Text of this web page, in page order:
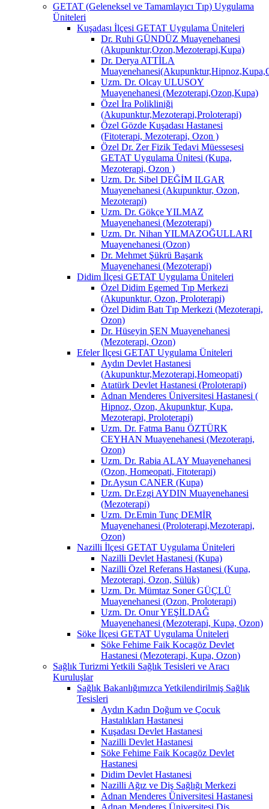
GETAT (Geleneksel ve Tamamlayıcı Tıp) Uygulama
Üniteleri
Kuşadası İlçesi GETAT Uygulama Üniteleri
Dr. Ruhi GÜNDÜZ Muayenehanesi
(Akupunktur,Ozon,Mezoterapi,Kupa)
Dr. Derya ATTİLA
Uzm. Dr. Olcay ULUSOY
Muayenehanesi (Mezoterapi,Ozon,Kupa)
Özel İra Polikliniği
(Akupunktur,Mezoterapi,Proloterapi)
Özel Gözde Kuşadası Hastanesi
(Fitoterapi, Mezoterapi, Ozon )
Özel Dr. Zer Fizik Tedavi Müessesesi
GETAT Uygulama Ünitesi (Kupa,
Mezoterapi, Ozon )
Uzm. Dr. Sibel DEĞİM ILGAR
Muayenehanesi (Akupunktur, Ozon,
Mezoterapi)
Uzm. Dr. Gökçe YILMAZ
Muayenehanesi (Mezoterapi)
Uzm. Dr. Nihan YILMAZOĞULLARI
Muayenehanesi (Ozon)
Dr. Mehmet Şükrü Başarık
Muayenehanesi (Mezoterapi)
Didim İlçesi GETAT Uygulama Üniteleri
Özel Didim Egemed Tıp Merkezi
(Akupunktur, Ozon, Proloterapi)
Özel Didim Batı Tıp Merkezi (Mezoterapi,
Ozon)
Dr. Hüseyin ŞEN Muayenehanesi
(Mezoterapi, Ozon)
Efeler İlçesi GETAT Uygulama Üniteleri
Aydın Devlet Hastanesi
(Akupunktur,Mezoterapi,Homeopati)
Atatürk Devlet Hastanesi (Proloterapi)
Adnan Menderes Üniversitesi Hastanesi (
Hipnoz, Ozon, Akupunktur, Kupa,
Mezoterapi, Proloterapi)
Uzm. Dr. Fatma Banu ÖZTÜRK
CEYHAN Muayenehanesi (Mezoterapi,
Ozon)
Uzm. Dr. Rabia ALAY Muayenehanesi
(Ozon, Homeopati, Fitoterapi)
Dr.Aysun CANER (Kupa)
Uzm. Dr.Ezgi AYDIN Muayenehanesi
(Mezoterapi)
Uzm. Dr.Emin Tunç DEMİR
Muayenehanesi (Proloterapi,Mezoterapi,
Ozon)
Nazilli İlçesi GETAT Uygulama Üniteleri
Nazilli Devlet Hastanesi (Kupa)
Nazilli Özel Referans Hastanesi (Kupa,
Mezoterapi, Ozon, Sülük)
Uzm. Dr. Mümtaz Soner GÜÇLÜ
Muayenehanesi (Ozon, Proloterapi)
Uzm. Dr. Onur YEŞİLDAĞ
Muayenehanesi (Mezoterapi, Kupa, Ozon)
Söke İlçesi GETAT Uygulama Üniteleri
Söke Fehime Faik Kocagöz Devlet
Hastanesi (Mezoterapi, Kupa, Ozon)
Sağlık Turizmi Yetkili Sağlık Tesisleri ve Aracı
Kuruluşlar
Sağlık Bakanlığımızca Yetkilendirilmiş Sağlık
Tesisleri
Aydın Kadın Doğum ve Çocuk
Hastalıkları Hastanesi
Kuşadası Devlet Hastanesi
Nazilli Devlet Hastanesi
Söke Fehime Faik Kocagöz Devlet
Hastanesi
Didim Devlet Hastanesi
Nazilli Ağız ve Diş Sağlığı Merkezi
Adnan Menderes Üniversitesi Hastanesi
Adnan Menderes Üniversitesi Diş